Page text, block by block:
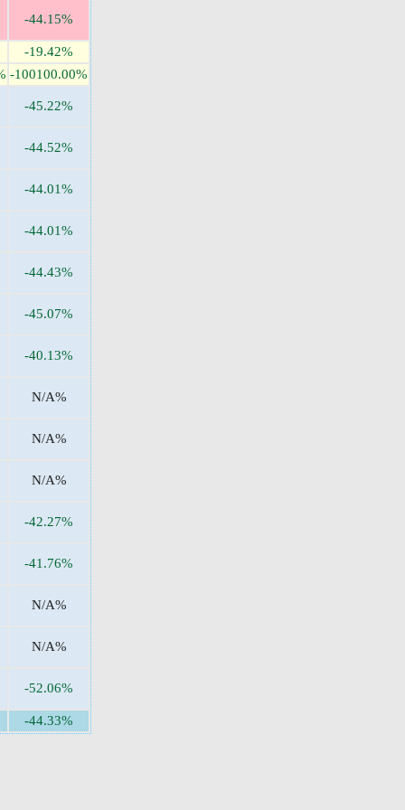
-44.15%
-19.42%
-100100.00%
-45.22%
-44.52%
-44.01%
-44.01%
-44.43%
-45.07%
-40.13%
N/A%
N/A%
N/A%
-42.27%
-41.76%
N/A%
N/A%
-52.06%
-44.33%